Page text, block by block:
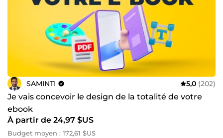
SAMINTI 5,0 (202)
Je vais concevoir le design de la totalité de votre
ebook
À partir de 24,97 $US
Budget moyen : 172,61 $US